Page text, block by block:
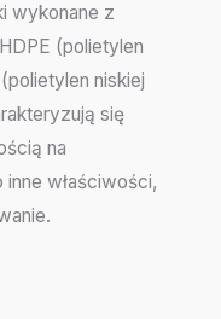
wykonane z
(polietylen
niskiej
się
na
właściwości,